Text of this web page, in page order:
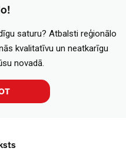
saturu? Atbalsti reģionālo
kvalitatīvu un neatkarīgu
novadā.